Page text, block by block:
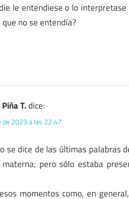
le entendiese o lo
no se entendía?
T.dice:
2023 a las 22:47
se dice de las últimas
pero sólo estaba
momentos como, en